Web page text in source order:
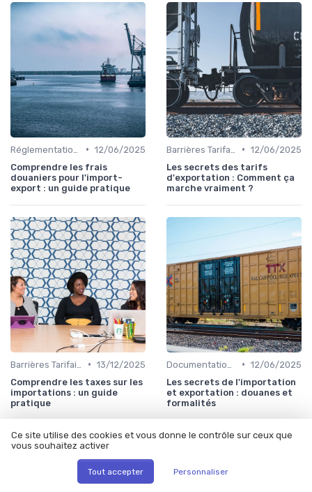
• 12/06/2025
Comprendre les frais
douaniers pour l'import-
export : un guide pratique
• 12/06/2025
Les secrets des tarifs
d'exportation : Comment ça
marche vraiment ?
• 13/12/2025
Comprendre les taxes sur les
importations : un guide
pratique
• 12/06/2025
Les secrets de l'importation
et exportation : douanes et
formalités
Les articles par date
Ce site utilise des cookies et vous donne le contrôle sur ceux que
vous souhaitez activer
Tout accepter Personnaliser